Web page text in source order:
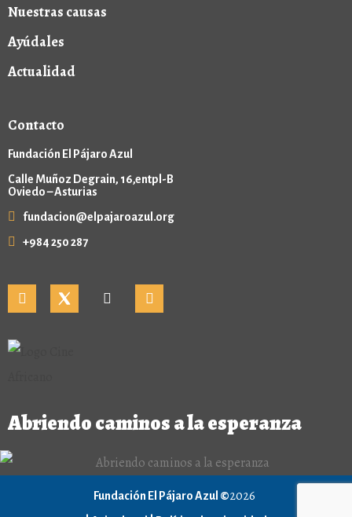
Nuestras causas
Ayúdales
Actualidad
Contacto
Fundación El Pájaro Azul
Calle Muñoz Degrain, 16,entpl-B
Oviedo – Asturias
fundacion@elpajaroazul.org
+984 250 287
Abriendo caminos a la esperanza
Fundación El Pájaro Azul ©2026